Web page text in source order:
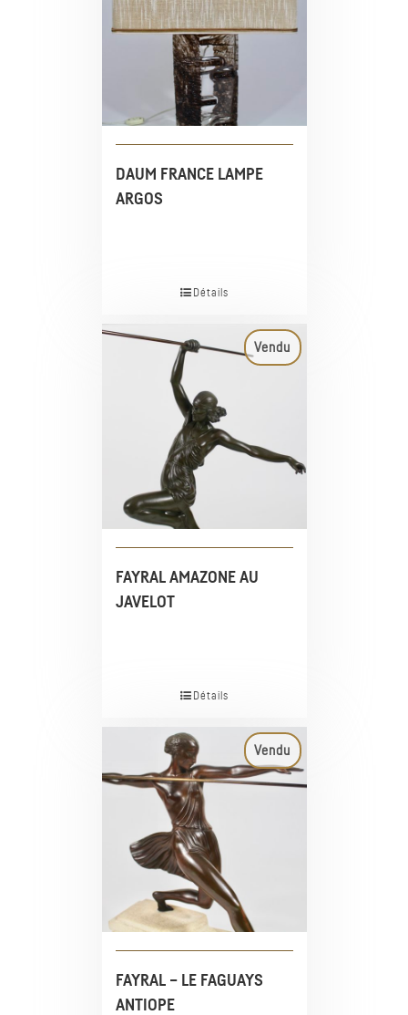
DAUM FRANCE LAMPE
ARGOS
Détails
Vendu
FAYRAL AMAZONE AU
JAVELOT
Détails
Vendu
FAYRAL – LE FAGUAYS
ANTIOPE